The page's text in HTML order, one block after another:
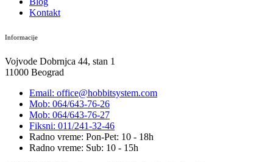
Kontakt
Informacije
Vojvode Dobrnjca 44, stan 1
11000 Beograd
Email: office@hobbitsystem.com
Mob: 064/643-76-26
Mob: 064/643-76-27
Fiksni: 011/241-32-46
Radno vreme: Pon-Pet: 10 - 18h
Radno vreme: Sub: 10 - 15h